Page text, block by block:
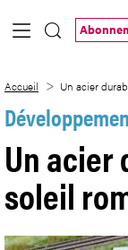
Saut au contenu
Accueil Un acier
Un acier
soleil